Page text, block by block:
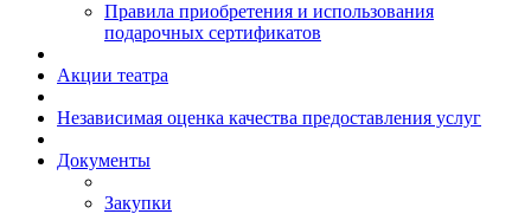
Правила приобретения и использования
подарочных сертификатов
Акции театра
Независимая оценка качества предоставления услуг
Документы
Закупки